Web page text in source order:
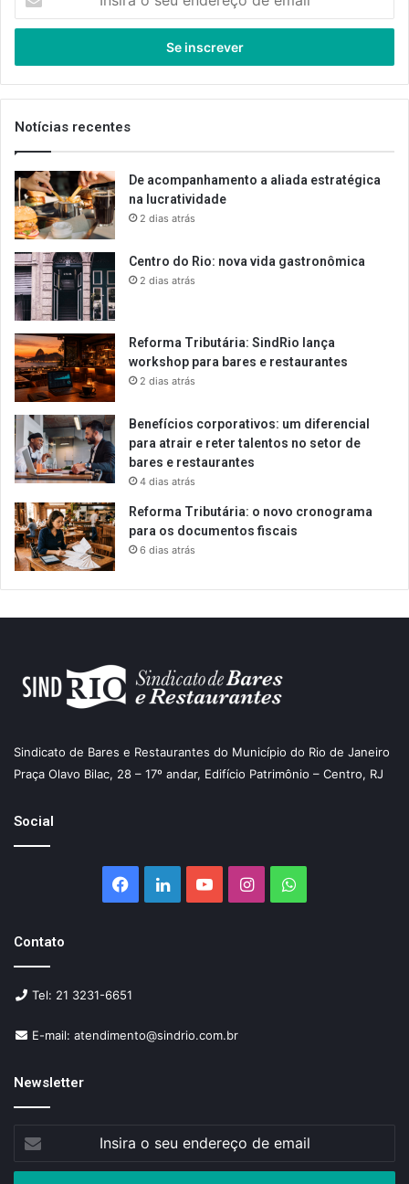
seu
de
email
Notícias recentes
De acompanhamento a aliada estratégica
na lucratividade
2 dias atrás
Centro do Rio: nova vida gastronômica
2 dias atrás
Reforma Tributária: SindRio lança
workshop para bares e restaurantes
2 dias atrás
Benefícios corporativos: um diferencial
para atrair e reter talentos no setor de
bares e restaurantes
4 dias atrás
Reforma Tributária: o novo cronograma
para os documentos fiscais
6 dias atrás
Sindicato de Bares e Restaurantes do Município do Rio de Janeiro
Praça Olavo Bilac, 28 – 17º andar, Edifício Patrimônio – Centro, RJ
Social
Facebook
LinkedinYouTubeInstagramWhatsApp
Contato
Tel: 21 3231-6651
E-mail: atendimento@sindrio.com.br
Newsletter
seu